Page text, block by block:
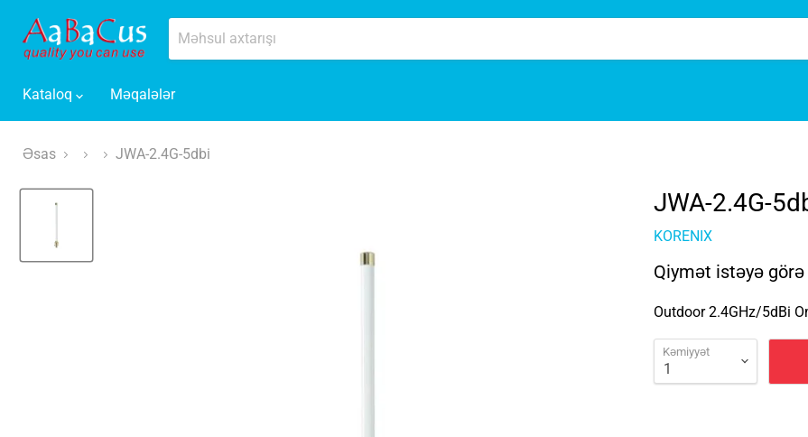
Kataloq
Məqalələr
Əsas JWA-2.4G-5dbi
JWA-2.4G-
KORENIX
Qiymət istəyə görə
Outdoor 2.4GHz/5dBi
Kəmiyyət